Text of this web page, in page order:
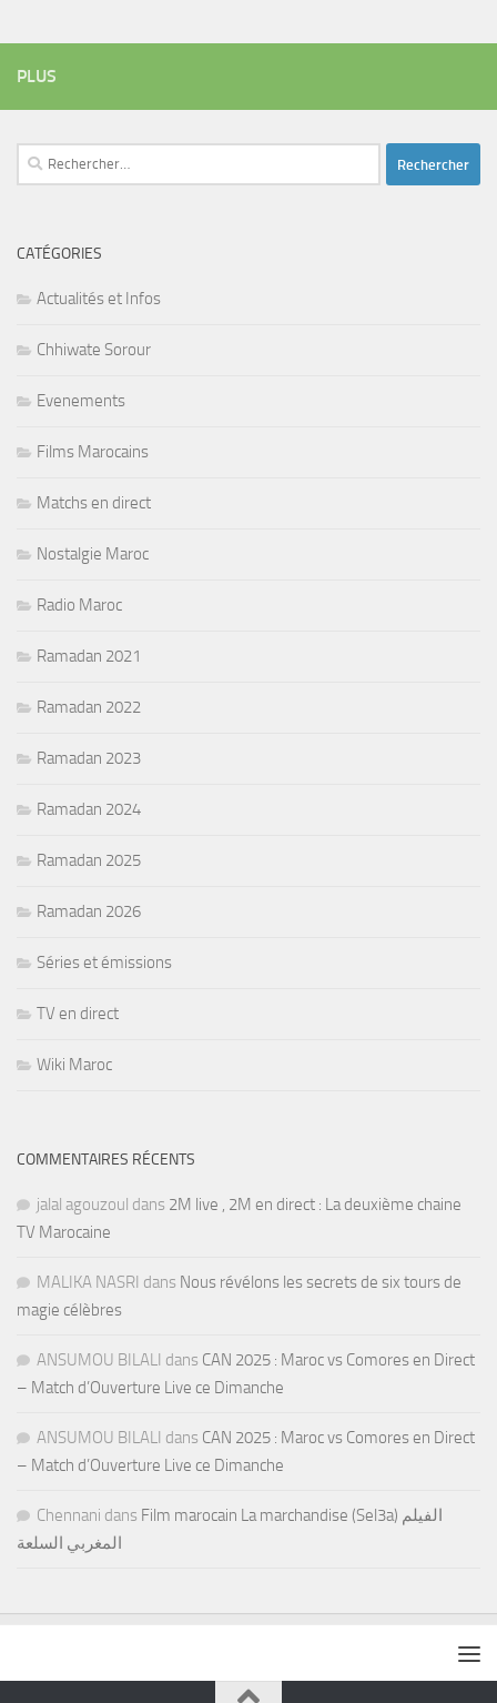
PLUS
Rechercher :
CATÉGORIES
Actualités et Infos
Chhiwate Sorour
Evenements
Films Marocains
Matchs en direct
Nostalgie Maroc
Radio Maroc
Ramadan 2021
Ramadan 2022
Ramadan 2023
Ramadan 2024
Ramadan 2025
Ramadan 2026
Séries et émissions
TV en direct
Wiki Maroc
COMMENTAIRES RÉCENTS
jalal agouzoul dans 2M live , 2M en direct : La deuxième chaine
TV Marocaine
MALIKA NASRI dans Nous révélons les secrets de six tours de
magie célèbres
ANSUMOU BILALI dans CAN 2025 : Maroc vs Comores en Direct
– Match d’Ouverture Live ce Dimanche
ANSUMOU BILALI dans CAN 2025 : Maroc vs Comores en Direct
– Match d’Ouverture Live ce Dimanche
Chennani dans Film marocain La marchandise (Sel3a) الفيلم
المغربي السلعة